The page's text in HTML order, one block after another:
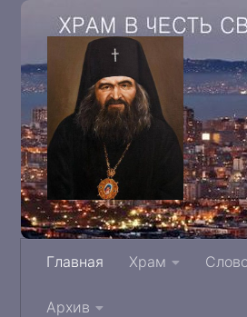
Храм в честь
Тверской
Главная Храм
Архив